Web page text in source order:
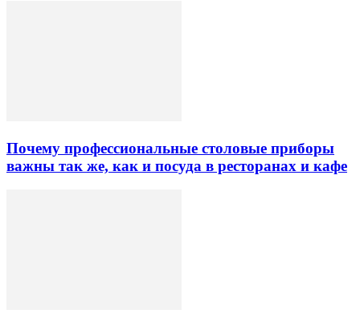
Почему профессиональные столовые приборы
важны так же, как и посуда в ресторанах и кафе